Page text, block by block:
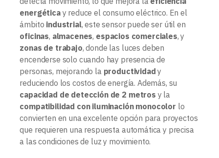
energéticay reduce el consumo eléctrico. En el
ámbito industrial, este sensor puede ser útil en
oficinas, almacenes, espacios comerciales, y
zonas de trabajo, donde las luces deben
encenderse solo cuando hay presencia de
personas, mejorando la productividad y
reduciendo los costos de energía. Además, su
capacidad de detección de 2 metros y la
compatibilidad con iluminación monocolor lo
convierten en una excelente opción para proyectos
que requieren una respuesta automática y precisa
a las condiciones de luz y movimiento.